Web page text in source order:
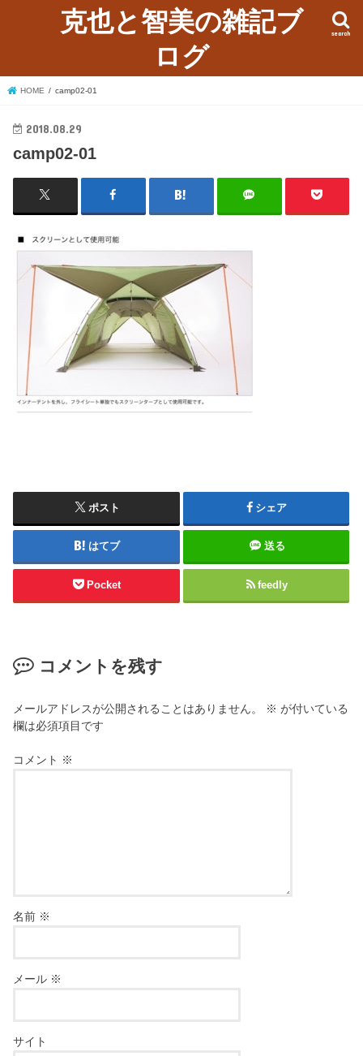
克也と智美の雑記ブ
ログ
search
HOME camp02-01
2018.08.29
camp02-01
ポスト シェア
はてブ 送る
Pocket feedly
コメントを残す
メールアドレスが公開されることはありません。 ※ が付いている
欄は必須項目です
コメント ※
名前 ※
メール ※
サイト